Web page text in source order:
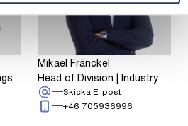
Holmstedt
+ 4 6 7 2 0 5 0 2 2 4 5
Mikael Fränckel
Head of Division | Industry
Skicka E-post: Mikael Fränckel
+46 705936996Ring: + 4 6 7